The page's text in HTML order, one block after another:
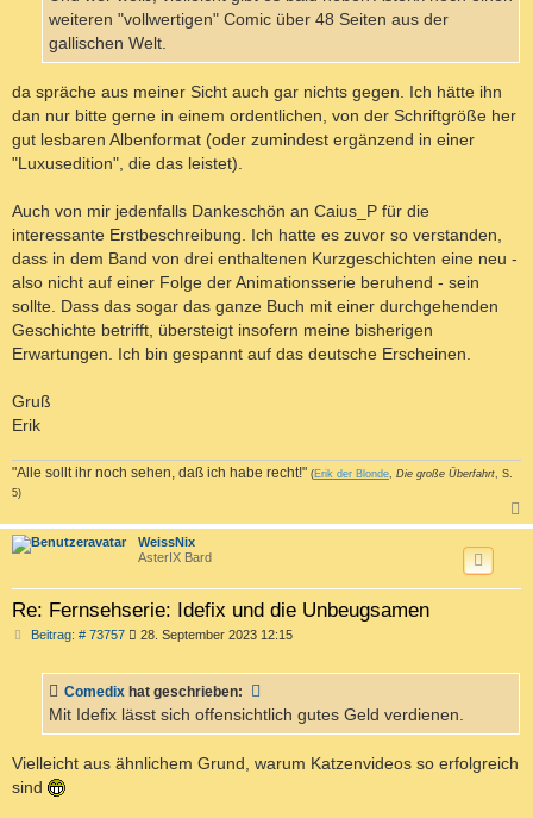
weiteren "vollwertigen" Comic über 48 Seiten aus der
gallischen Welt.
da spräche aus meiner Sicht auch gar nichts gegen. Ich hätte ihn
dan nur bitte gerne in einem ordentlichen, von der Schriftgröße her
gut lesbaren Albenformat (oder zumindest ergänzend in einer
"Luxusedition", die das leistet).
Auch von mir jedenfalls Dankeschön an Caius_P für die
interessante Erstbeschreibung. Ich hatte es zuvor so verstanden,
dass in dem Band von drei enthaltenen Kurzgeschichten eine neu -
also nicht auf einer Folge der Animationsserie beruhend - sein
sollte. Dass das sogar das ganze Buch mit einer durchgehenden
Geschichte betrifft, übersteigt insofern meine bisherigen
Erwartungen. Ich bin gespannt auf das deutsche Erscheinen.
Gruß
Erik
"Alle sollt ihr noch sehen, daß ich habe recht!" (Erik der Blonde, Die große Überfahrt, S.
5)
a
WeissNix
AsterIX Bard
Re: Fernsehserie: Idefix und die Unbeugsamen
Beitrag: # 73757B
r
a
28. September 2023 12:15
Comedix hat geschrieben:
Mit Idefix lässt sich offensichtlich gutes Geld verdienen.
Vielleicht aus ähnlichem Grund, warum Katzenvideos so erfolgreich
sind